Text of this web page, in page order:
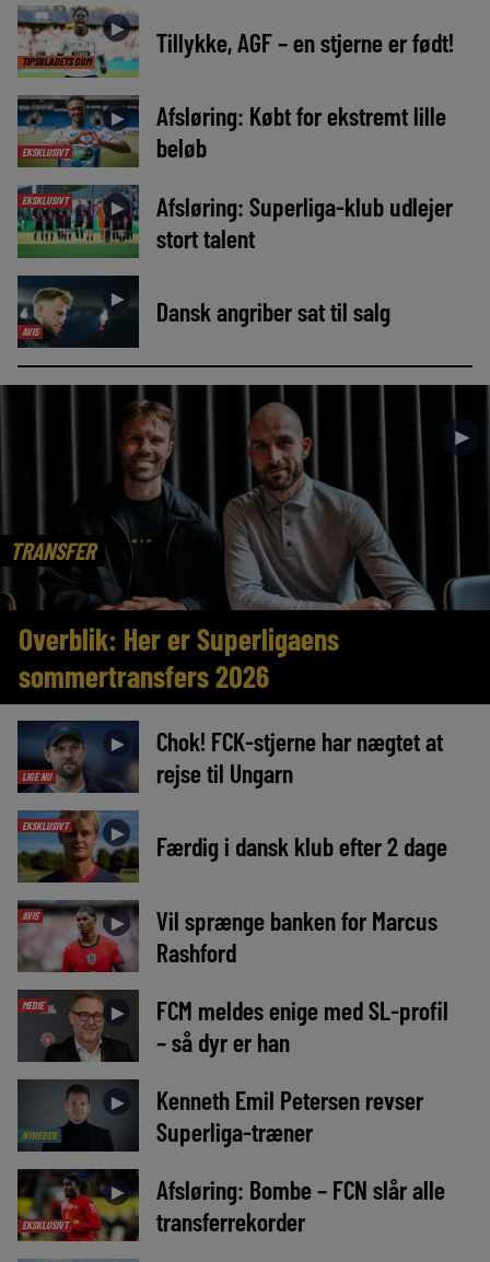
TIPSBLADETS DOM
► Tillykke, AGF – en stjerne er født!
EKSKLUSIVT
►
Afsløring: Købt for ekstremt lille
beløb
EKSKLUSIVT ►
Afsløring: Superliga-klub udlejer
stort talent
AVIS
► Dansk angriber sat til salg
TRANSFER
►
Overblik: Her er Superligaens
sommertransfers 2026
LIGE NU
►
Chok! FCK-stjerne har nægtet at
rejse til Ungarn
EKSKLUSIVT ► Færdig i dansk klub efter 2 dage
AVIS ►
Vil sprænge banken for Marcus
Rashford
MEDIE ►
FCM meldes enige med SL-profil
– så dyr er han
NYHEDER
►
Kenneth Emil Petersen revser
Superliga-træner
EKSKLUSIVT
►
Afsløring: Bombe – FCN slår alle
transferrekorder